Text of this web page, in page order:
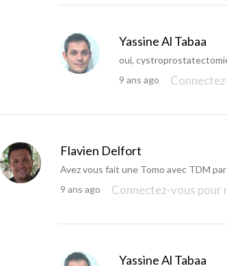
Yassine Al Tabaa
oui,
9 ans ago
Flavien Delfort
Avez vous fait une Tomo avec TDM par
9 ans ago
Connectez-vous pour
Yassine Al Tabaa